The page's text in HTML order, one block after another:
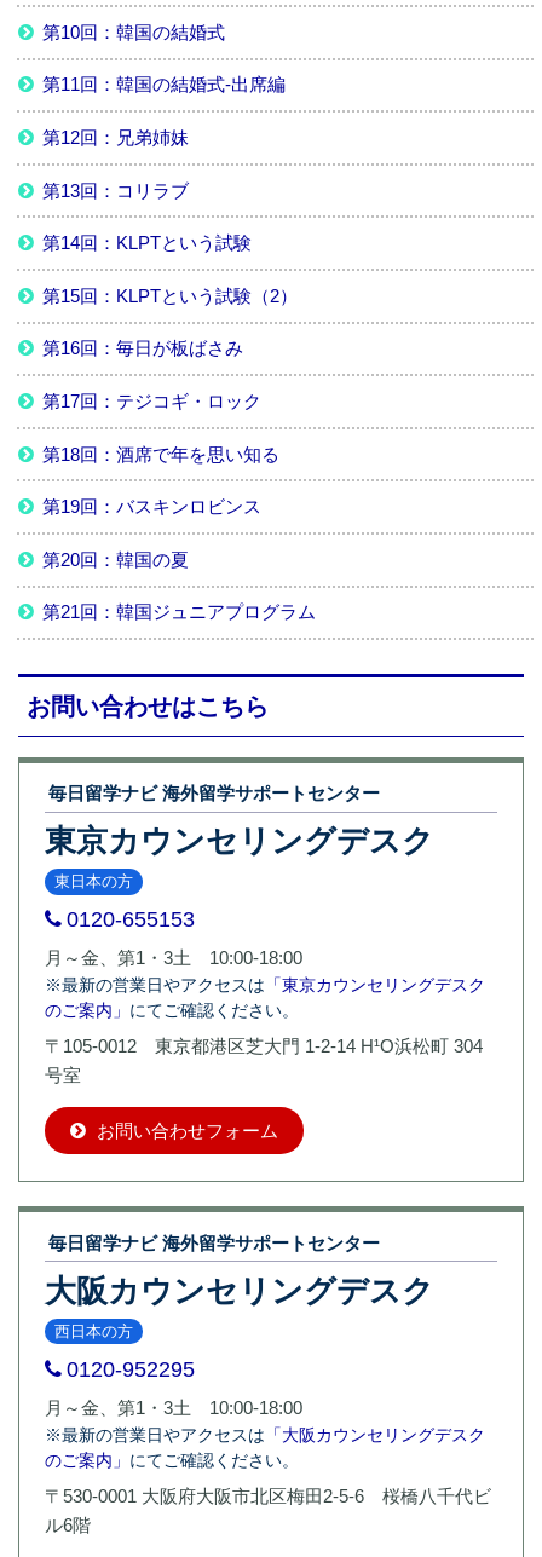
第10回：韓国の結婚式
第11回：韓国の結婚式-出席編
第12回：兄弟姉妹
第13回：コリラブ
第14回：KLPTという試験
第15回：KLPTという試験（2）
第16回：毎日が板ばさみ
第17回：テジコギ・ロック
第18回：酒席で年を思い知る
第19回：バスキンロビンス
第20回：韓国の夏
第21回：韓国ジュニアプログラム
お問い合わせはこちら
毎日留学ナビ 海外留学サポートセンター
東京カウンセリングデスク
東日本の方
0120-655153
月～金、第1・3土 10:00-18:00
※最新の営業日やアクセスは 「東京カウンセリングデスク
のご案内」 にてご確認ください。
〒105-0012 東京都港区芝大門 1-2-14 H¹O浜松町 304
号室
お問い合わせフォーム
毎日留学ナビ 海外留学サポートセンター
大阪カウンセリングデスク
西日本の方
0120-952295
月～金、第1・3土 10:00-18:00
※最新の営業日やアクセスは 「大阪カウンセリングデスク
のご案内」 にてご確認ください。
〒530-0001 大阪府大阪市北区梅田2-5-6 桜橋八千代ビ
ル6階